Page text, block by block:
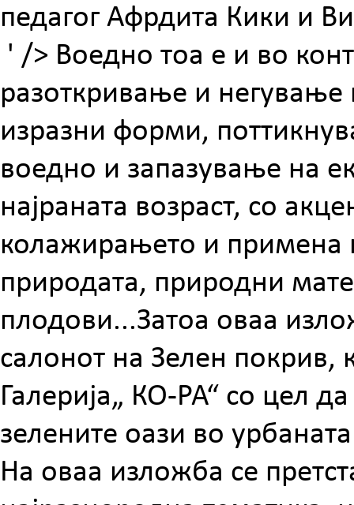
педагог Афрдита Кики и
' /> Воедно тоа е и во
разоткривање и негување
изразни форми,
воедно и запазување на
најраната возраст, со
колажирањето и примена
природата, природни
плодови...Затоа оваа
салонот на Зелен покрив,
Галерија„ КО-РА“ со цел
зелените оази во
На оваа изложба се